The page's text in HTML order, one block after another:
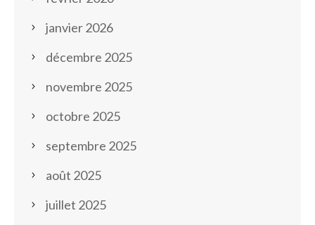
janvier 2026
décembre 2025
novembre 2025
octobre 2025
septembre 2025
août 2025
juillet 2025